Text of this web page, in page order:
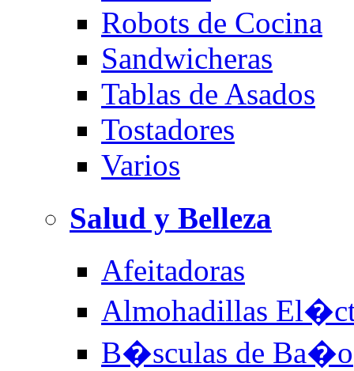
Robots de Cocina
Sandwicheras
Tablas de Asados
Tostadores
Varios
Salud y Belleza
Afeitadoras
Almohadillas
B�sculas de Ba�o